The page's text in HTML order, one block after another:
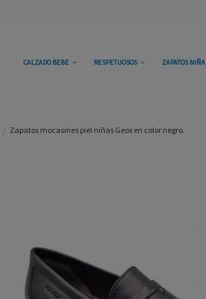
CALZADO BEBE RESPETUOSOS ZAPATOS NIÑA
Zapatos mocasines piel niñas Geox en color negro.